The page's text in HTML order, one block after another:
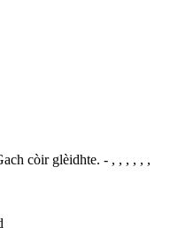
còir glèidhte. - , , , , , ,